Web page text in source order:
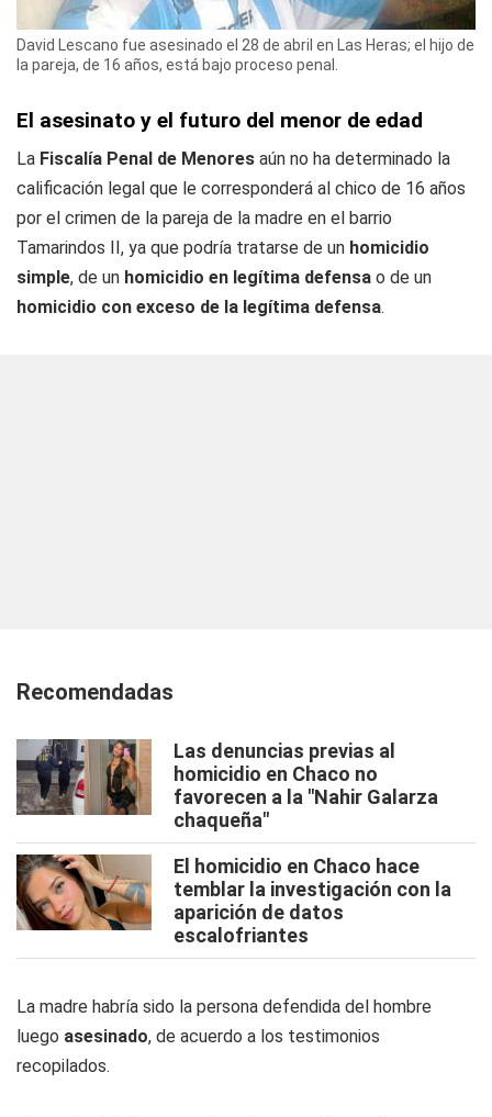
David Lescano fue asesinado el 28 de abril en Las Heras; el hijo de
la pareja, de 16 años, está bajo proceso penal.
El asesinato y el futuro del menor de edad
La Fiscalía Penal de Menores aún no ha determinado la
calificación legal que le corresponderá al chico de 16 años
por el crimen de la pareja de la madre en el barrio
Tamarindos II, ya que podría tratarse de un homicidio
simple, de un homicidio en legítima defensa o de un
homicidio con exceso de la legítima defensa.
Recomendadas
Las denuncias previas al
homicidio en Chaco no
favorecen a la "Nahir Galarza
chaqueña"
El homicidio en Chaco hace
temblar la investigación con la
aparición de datos
escalofriantes
La madre habría sido la persona defendida del hombre
luego asesinado, de acuerdo a los testimonios
recopilados.